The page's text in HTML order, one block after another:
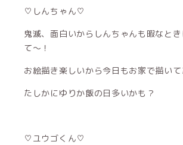
♡しんちゃん♡
鬼滅、面白いからしんちゃんも暇なと
て〜！
お絵描き楽しいから今日もお家で描いて
たしかにゆりか飯の日多いかも？
♡ユウゴくん♡